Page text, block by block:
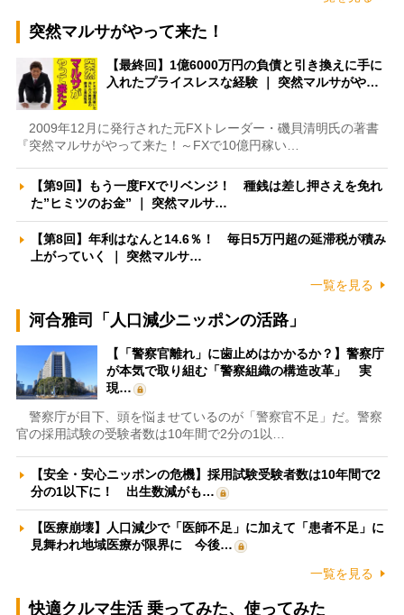
突然マルサがやって来た！
【最終回】1億6000万円の負債と引き換えに手に
入れたプライスレスな経験 ｜ 突然マルサがや…
2009年12月に発行された元FXトレーダー・磯貝清明氏の著書
『突然マルサがやって来た！～FXで10億円稼い…
【第9回】もう一度FXでリベンジ！ 種銭は差し押さえを免れ
た”ヒミツのお金” ｜ 突然マルサ…
【第8回】年利はなんと14.6％！ 毎日5万円超の延滞税が積み
上がっていく ｜ 突然マルサ…
一覧を見る
河合雅司「人口減少ニッポンの活路」
【「警察官離れ」に歯止めはかかるか？】警察庁
が本気で取り組む「警察組織の構造改革」 実
現…
警察庁が目下、頭を悩ませているのが「警察官不足」だ。警察
官の採用試験の受験者数は10年間で2分の1以…
【安全・安心ニッポンの危機】採用試験受験者数は10年間で2
分の1以下に！ 出生数減がも…
【医療崩壊】人口減少で「医師不足」に加えて「患者不足」に
見舞われ地域医療が限界に 今後…
一覧を見る
快適クルマ生活 乗ってみた、使ってみた